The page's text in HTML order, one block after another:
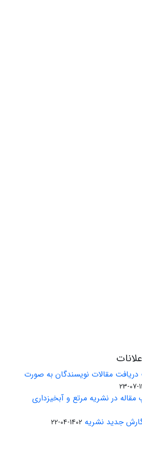
مقالات نویسندگان به صورت
در نشریه مرتع و آبخیزداری
جدید نشریه 1402-04-22